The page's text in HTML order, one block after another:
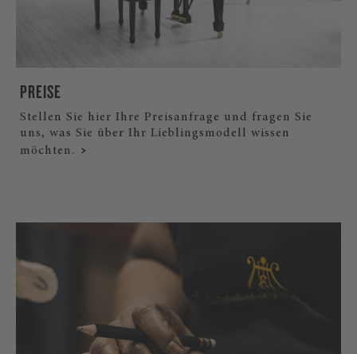
PREISE
Stellen Sie hier Ihre Preisanfrage und fragen Sie
uns, was Sie über Ihr Lieblingsmodell wissen
möchten.